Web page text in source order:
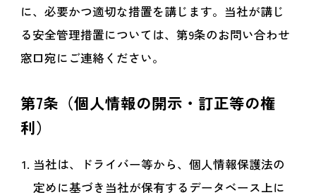
に、必要かつ適切な措置を講じます。当社が講じ
る安全管理措置については、第9条のお問い合わせ
窓口宛にご連絡ください。
第7条（個人情報の開示・訂正等の権
利）
当社は、ドライバー等から、個人情報保護法の
定めに基づき当社が保有するデータベース上に